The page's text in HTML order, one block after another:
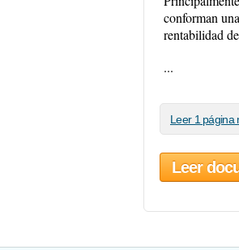
conforman
rentabilidad
...
Leer 1 página
Leer